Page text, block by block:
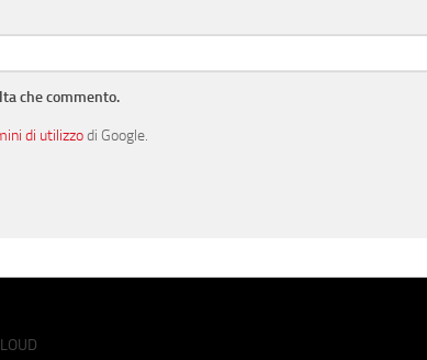
che commento.
di utilizzodi Google.